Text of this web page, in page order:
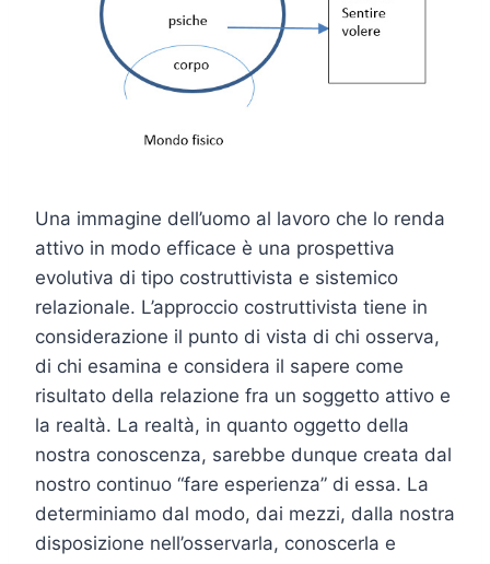
Una immagine dell’uomo al lavoro che lo renda
attivo in modo efficace è una prospettiva
evolutiva di tipo costruttivista e sistemico
relazionale. L’approccio costruttivista tiene in
considerazione il punto di vista di chi osserva,
di chi esamina e considera il sapere come
risultato della relazione fra un soggetto attivo e
la realtà. La realtà, in quanto oggetto della
nostra conoscenza, sarebbe dunque creata dal
nostro continuo “fare esperienza” di essa. La
determiniamo dal modo, dai mezzi, dalla nostra
disposizione nell’osservarla, conoscerla e